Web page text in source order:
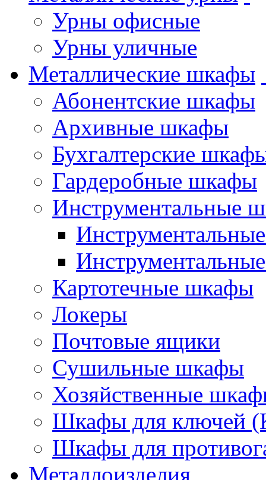
Урны офисные
Урны уличные
Металлические шкафы
Абонентские шкафы
Архивные шкафы
Бухгалтерские
Гардеробные шкафы
Инструментальные
Картотечные шкафы
Локеры
Почтовые ящики
Сушильные шкафы
Хозяйственные
Шкафы для ключей
Шкафы для
Металлоизделия